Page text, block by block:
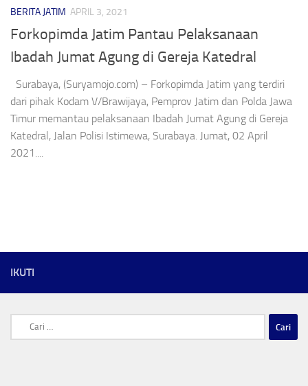
BERITA JATIM APRIL 3, 2021
Forkopimda Jatim Pantau Pelaksanaan
Ibadah Jumat Agung di Gereja Katedral
Surabaya, (Suryamojo.com) – Forkopimda Jatim yang terdiri
dari pihak Kodam V/Brawijaya, Pemprov Jatim dan Polda Jawa
Timur memantau pelaksanaan Ibadah Jumat Agung di Gereja
Katedral, Jalan Polisi Istimewa, Surabaya. Jumat, 02 April
2021....
IKUTI
untuk: